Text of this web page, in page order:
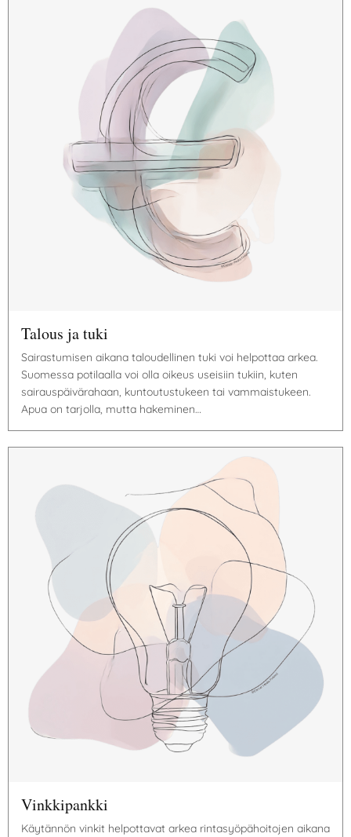
Talous ja tuki
Sairastumisen aikana taloudellinen tuki voi helpottaa arkea.
Suomessa potilaalla voi olla oikeus useisiin tukiin, kuten
sairauspäivärahaan, kuntoutustukeen tai vammaistukeen.
Apua on tarjolla, mutta hakeminen…
Vinkkipankki
Käytännön vinkit helpottavat arkea rintasyöpähoitojen aikana